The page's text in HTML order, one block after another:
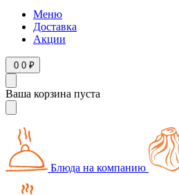
Меню
Доставка
Акции
0 0 ₽
Ваша корзина пуста
Блюда на компанию